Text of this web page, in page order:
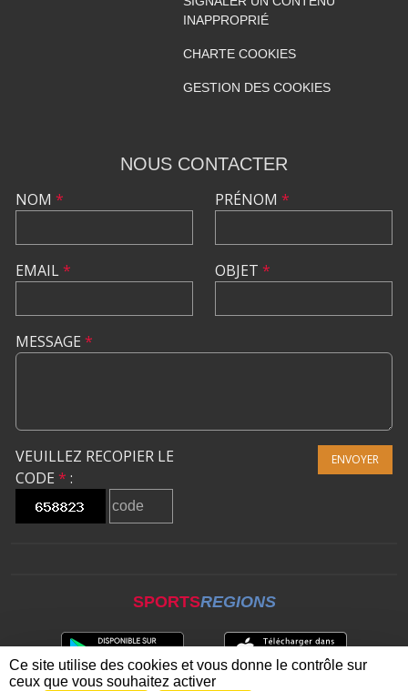
INAPPROPRIÉ
CHARTE COOKIES
GESTION DES COOKIES
NOUS CONTACTER
NOM *
EMAIL*
PRÉNOM *
OBJET *
MESSAGE *
VEUILLEZ RECOPIER LE
CODE * :
ENVOYER
SPORTSREGIONS
Ce site utilise des cookies et vous donne le contrôle sur
ceux que vous souhaitez activer